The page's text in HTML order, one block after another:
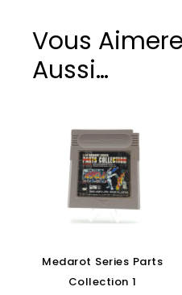
Vous
Aussi…
Medarot Series Parts
Collection 1